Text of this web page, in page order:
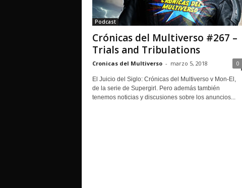
Podcast
Crónicas del Multiverso #267 –
Trials and Tribulations
Cronicas del Multiverso - marzo 5, 2018 0
El Juicio del Siglo: Crónicas del Multiverso v Mon-El,
de la serie de Supergirl. Pero además también
tenemos noticias y discusiones sobre los anuncios...